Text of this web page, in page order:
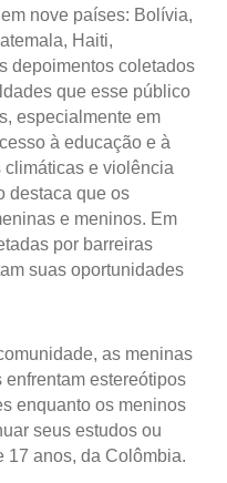
nove países: Bolívia,
Haiti,
depoimentos coletados
que esse público
especialmente em
à educação e à
e violência
destaca que os
e meninos. Em
por barreiras
suas oportunidades
as meninas
estereótipos
enquanto os meninos
seus estudos ou
17 anos, da Colômbia.